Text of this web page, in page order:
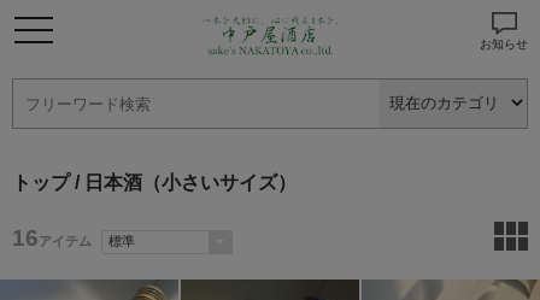
お知らせ
トップ/ 日本酒（小さいサイズ）
16アイテム